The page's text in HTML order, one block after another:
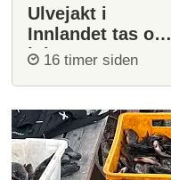
Ulvejakt i
Innlandet tas opp
igjen
16 timer siden